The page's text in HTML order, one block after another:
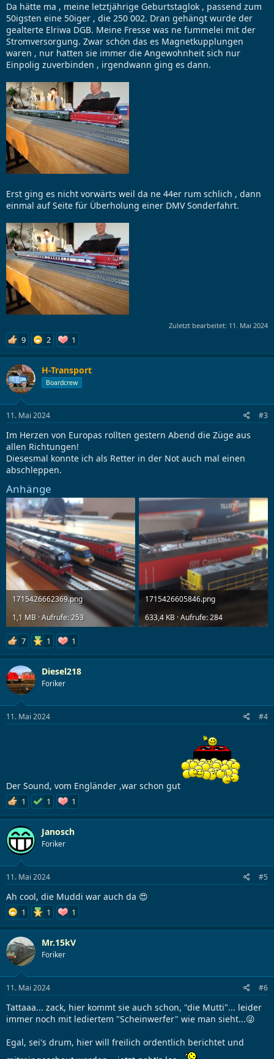
Da hätte ma , meine letztjährige Geburtstaglok , passend zum
50igsten eine 50iger , die 250 002. Dran gehängt wurde der
gealterte Elriwa DGB. Meine Fresse was ne fummelei mit der
Stromversorgung. Zwar schön das es Magnetkupplungen
waren , nur hatten sie immer die Angewohnheit sich nur
Einpolig zuverbinden , irgendwann ging es dann.
Erst ging es nicht vorwärts weil da ne 44er rum schlich , dann
einmal auf Seite für Überholung einer DMV Sonderfahrt.
Zuletzt bearbeitet: 11. Mai 2024
9 2 1
H-Transport
Boardcrew
11. Mai 2024 #3
Im Herzen von Europas rollten gestern Abend die Züge aus
allen Richtungen!
Diesesmal konnte ich als Retter in der Not auch mal einen
abschleppen.
Anhänge
1715426662369.png
1,1 MB · Aufrufe: 253
1715426605846.png
633,4 KB · Aufrufe: 284
7 1 1
Diesel218
Foriker
11. Mai 2024 #4
Der Sound, vom Engländer ,war schon gut
1 1 1
Janosch
Foriker
11. Mai 2024 #5
Ah cool, die Muddi war auch da 😍
1 1 1
Mr.15kV
Foriker
11. Mai 2024 #6
Tattaaa... zack, hier kommt sie auch schon, "die Mutti"... leider
immer noch mit lediertem "Scheinwerfer" wie man sieht...😜
Egal, sei's drum, hier will freilich ordentlich berichtet und